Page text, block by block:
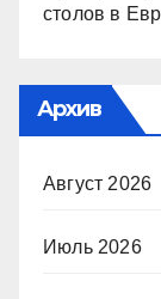
столов в
Архив
Август 2026
Июль 2026